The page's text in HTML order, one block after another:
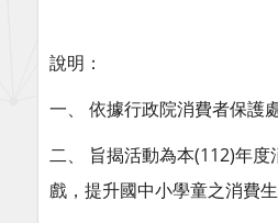
說明：
一、 依據行政院消費者保護
二、 旨揭活動為本(112)年
戲，提升國中小學童之消費生